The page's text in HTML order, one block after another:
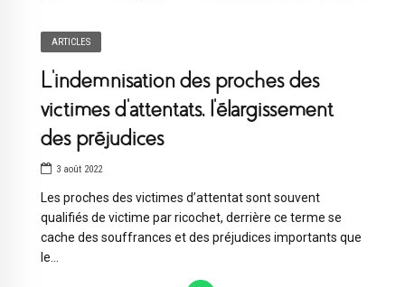
ARTICLES
L’indemnisation des proches des
victimes d’attentats, l’élargissement
des préjudices
3 août 2022
Les proches des victimes d’attentat sont souvent
qualifiés de victime par ricochet, derrière ce terme se
cache des souffrances et des préjudices importants que
le...